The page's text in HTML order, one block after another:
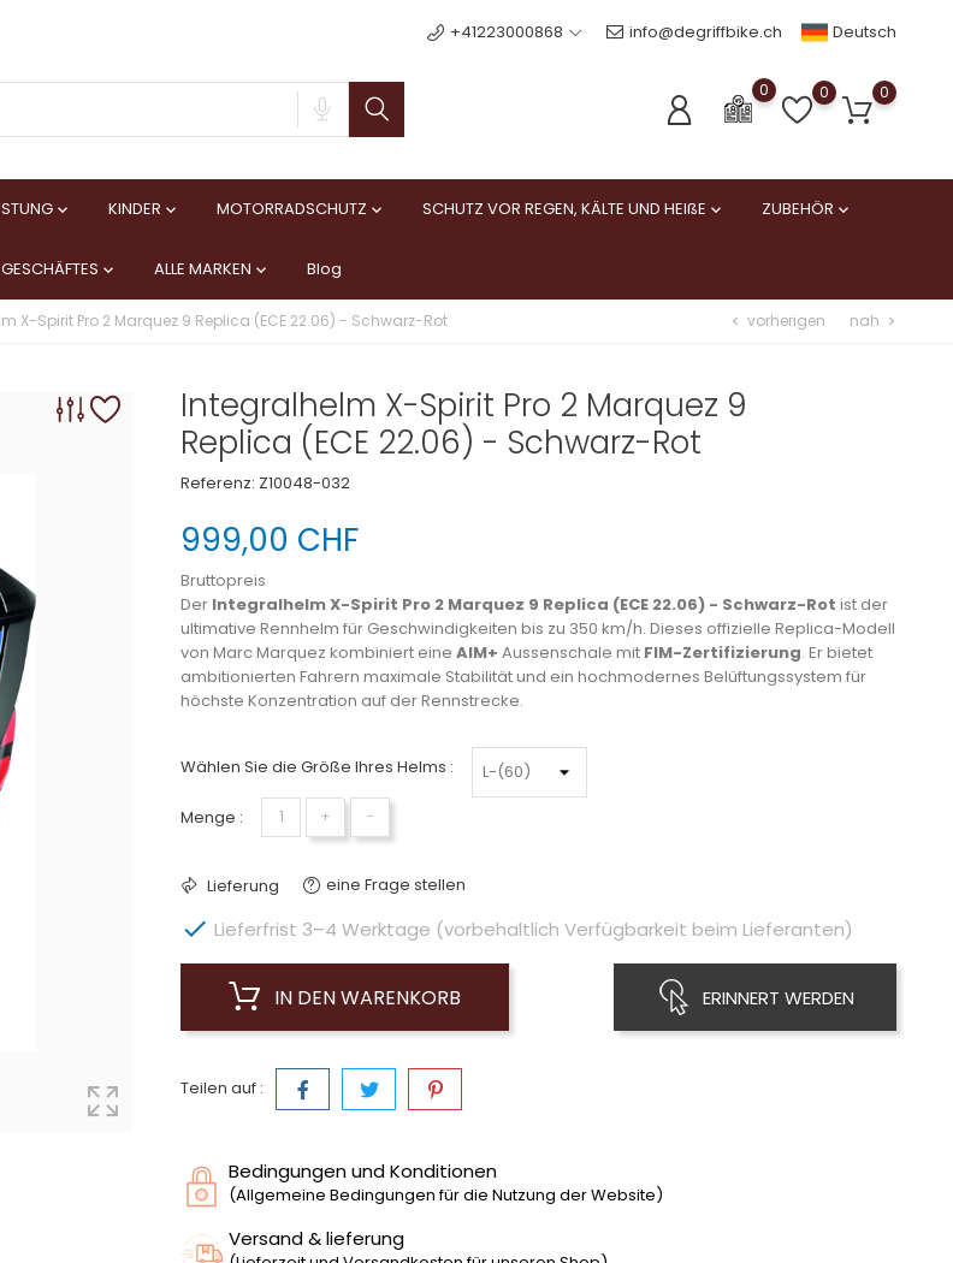
+41223000868 info@degriffbike.ch Deutsch
0 0 0
 KINDER  MOTORRADSCHUTZ  SCHUTZ VOR REGEN, KÄLTE UND HEIßE  ZUBEHÖR 
 ALLE MARKEN  Blog
X-Spirit Pro 2 Marquez 9 Replica (ECE 22.06) - Schwarz-Rot chevron_left vorherigen nah chevron_right
Integralhelm X-Spirit Pro 2 Marquez 9
Replica (ECE 22.06) - Schwarz-Rot
Referenz: Z10048-032
999,00 CHF
Bruttopreis
Der Integralhelm X-Spirit Pro 2 Marquez 9 Replica (ECE 22.06) - Schwarz-Rot ist der
ultimative Rennhelm für Geschwindigkeiten bis zu 350 km/h. Dieses offizielle Replica-Modell
von Marc Marquez kombiniert eine AIM+ Aussenschale mit FIM-Zertifizierung. Er bietet
ambitionierten Fahrern maximale Stabilität und ein hochmodernes Belüftungssystem für
höchste Konzentration auf der Rennstrecke.
Wählen Sie die Größe Ihres Helms :
Menge : + −
Lieferung eine Frage stellen
 Lieferfrist 3–4 Werktage (vorbehaltlich Verfügbarkeit beim Lieferanten)
IN DEN WARENKORB ERINNERT WERDEN
Teilen auf :
Bedingungen und Konditionen
(Allgemeine Bedingungen für die Nutzung der Website)
Versand & lieferung